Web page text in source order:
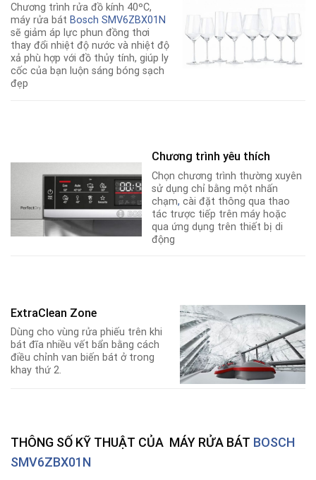
Chương trình rửa đồ kính 40ºC,
máy rửa bát Bosch SMV6ZBX01N
sẽ giảm áp lực phun đồng thơi
thay đổi nhiệt độ nước và nhiệt độ
xả phù hợp với đồ thủy tính, giúp ly
cốc của bạn luộn sáng bóng sạch
đẹp
Chương trình yêu thích
Chọn chương trình thường xuyên
sử dụng chỉ bằng một nhấn
chạm, cài đặt thông qua thao
tác trược tiếp trên máy hoặc
qua ứng dụng trên thiết bị di
động
ExtraClean Zone
Dùng cho vùng rửa phiếu trên khi
bát đĩa nhiều vết bẩn bằng cách
điều chỉnh van biến bát ở trong
khay thứ 2.
THÔNG SỐ KỸ THUẬT CỦA MÁY RỬA BÁT BOSCH
SMV6ZBX01N